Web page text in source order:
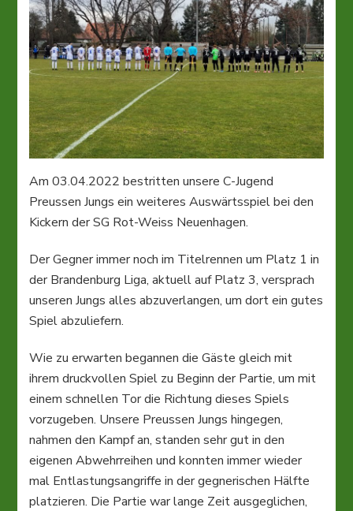
Weiss
Neuenhagen
Am 03.04.2022 bestritten unsere C-Jugend
Preussen Jungs ein weiteres Auswärtsspiel bei den
Kickern der SG Rot-Weiss Neuenhagen.
Der Gegner immer noch im Titelrennen um Platz 1 in
der Brandenburg Liga, aktuell auf Platz 3, versprach
unseren Jungs alles abzuverlangen, um dort ein gutes
Spiel abzuliefern.
Wie zu erwarten begannen die Gäste gleich mit
ihrem druckvollen Spiel zu Beginn der Partie, um mit
einem schnellen Tor die Richtung dieses Spiels
vorzugeben. Unsere Preussen Jungs hingegen,
nahmen den Kampf an, standen sehr gut in den
eigenen Abwehrreihen und konnten immer wieder
mal Entlastungsangriffe in der gegnerischen Hälfte
platzieren. Die Partie war lange Zeit ausgeglichen,